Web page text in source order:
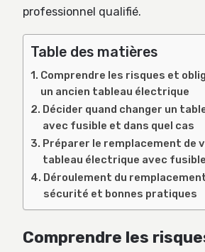
professionnel qualifié.
Table des matières
Comprendre les risques et
un ancien tableau électrique
Décider quand changer un
avec fusible et dans quel cas
Préparer le remplacement de
tableau électrique avec fusible
Déroulement du
sécurité et bonnes pratiques
Comprendre les